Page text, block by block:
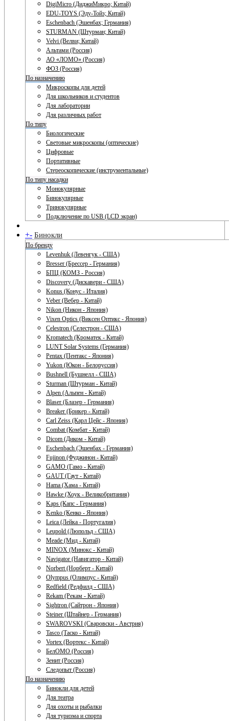
DigiMicro (ДиджиМикро; Китай)
EDU-TOYS (Эду-Тойз; Китай)
Eschenbach (Эшенбах; Германия)
STURMAN (Штурман; Китай)
Velvi (Велви; Китай)
Альтами (Россия)
АО «ЛОМО» (Россия)
ФОЗ (Россия)
По назначению
Микроскопы для детей
Для школьников и студентов
Для лаборатории
Для различных работ
По типу
Биологические
Световые микроскопы (оптические)
Цифровые
Портативные
Стереоскопические (инструментальные)
По типу насадки
Монокулярные
Бинокулярные
Тринокулярные
Подключение по USB (LCD экран)
+- Бинокли
По бренду
Levenhuk (Левенгук - США)
Bresser (Брессер - Германия)
БПЦ (КОМЗ - Россия)
Discovery (Дискавери - США)
Konus (Конус - Италия)
Veber (Вебер - Китай)
Nikon (Никон - Япония)
Vixen Optics (Виксен Оптикс - Япония)
Celestron (Селестрон - США)
Kromatech (Кроматек - Китай)
LUNT Solar Systems (Германия)
Pentax (Пентакс - Япония)
Yukon (Юкон - Белоруссия)
Bushnell (Бушнелл - США)
Sturman (Штурман - Китай)
Alpen (Альпен - Китай)
Blaser (Блазер - Германия)
Breaker (Брикер - Китай)
Carl Zeiss (Карл Цейс - Япония)
Combat (Комбат - Китай)
Dicom (Диком - Китай)
Eschenbach (Эшенбах - Германия)
Fujinon (Фуджинон - Китай)
GAMO (Гамо - Китай)
GAUT (Гаут - Китай)
Hama (Хама - Китай)
Hawke (Хоук - Великобритания)
Kaps (Капс - Германия)
Kenko (Кенко - Япония)
Leica (Лейка - Португалия)
Leupold (Люпольд - США)
Meade (Мид - Китай)
MINOX (Минокс - Китай)
Navigator (Навигатор - Китай)
Norbert (Норберт - Китай)
Olympus (Олимпус - Китай)
Redfield (Редфилд - США)
Rekam (Рекам - Китай)
Sightron (Сайтрон - Япония)
Steiner (Штайнер - Германия)
SWAROVSKI (Сваровски - Австрия)
Tasco (Таско - Китай)
Vortex (Вортекс - Китай)
БелОМО (Россия)
Зенит (Россия)
Следопыт (Россия)
По назначению
Бинокли для детей
Для театра
Для охоты и рыбалки
Для туризма и спорта